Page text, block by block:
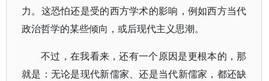
力。这恐怕还是受的西方学术的影响，例如西方当代
政治哲学的某些倾向，或后现代主义思潮。
不过，在我看来，还有一个原因是更根本的，那
就是：无论是现代新儒家、还是当代新儒家，都还缺